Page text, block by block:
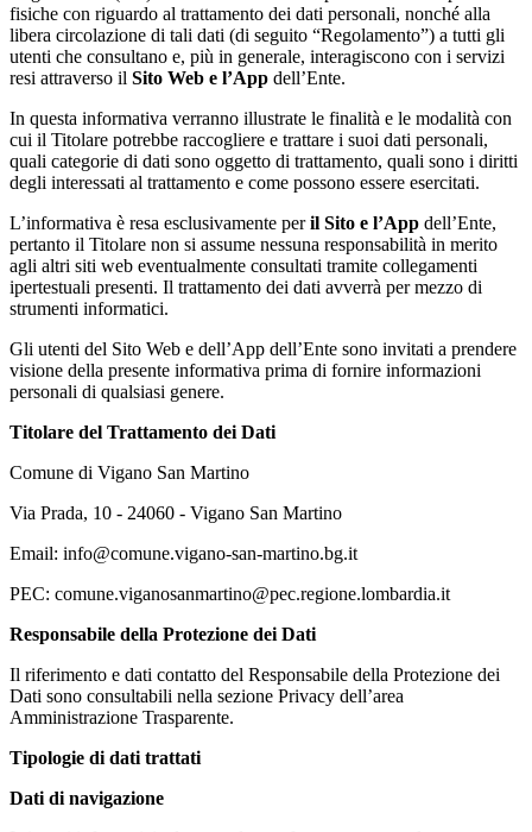
fisiche con riguardo al trattamento dei dati personali, nonché alla
libera circolazione di tali dati (di seguito “Regolamento”) a tutti gli
utenti che consultano e, più in generale, interagiscono con i servizi
resi attraverso il Sito Web e l’App dell’Ente.
In questa informativa verranno illustrate le finalità e le modalità con
cui il Titolare potrebbe raccogliere e trattare i suoi dati personali,
quali categorie di dati sono oggetto di trattamento, quali sono i diritti
degli interessati al trattamento e come possono essere esercitati.
L’informativa è resa esclusivamente peril Sito e l’App dell’Ente,
pertanto il Titolare non si assume nessuna responsabilità in merito
agli altri siti web eventualmente consultati tramite collegamenti
ipertestuali presenti. Il trattamento dei dati avverrà per mezzo di
strumenti informatici.
Gli utenti del Sito Web e dell’App dell’Ente sono invitati a prendere
visione della presente informativa prima di fornire informazioni
personali di qualsiasi genere.
Titolare del Trattamento dei Dati
Comune di Vigano San Martino
Via Prada, 10 - 24060 - Vigano San Martino
Email: info@comune.vigano-san-martino.bg.it
PEC: comune.viganosanmartino@pec.regione.lombardia.it
Responsabile della Protezione dei Dati
Il riferimento e dati contatto del Responsabile della Protezione dei
Dati sono consultabili nella sezione Privacy dell’area
Amministrazione Trasparente.
Tipologie di dati trattati
Dati di navigazione